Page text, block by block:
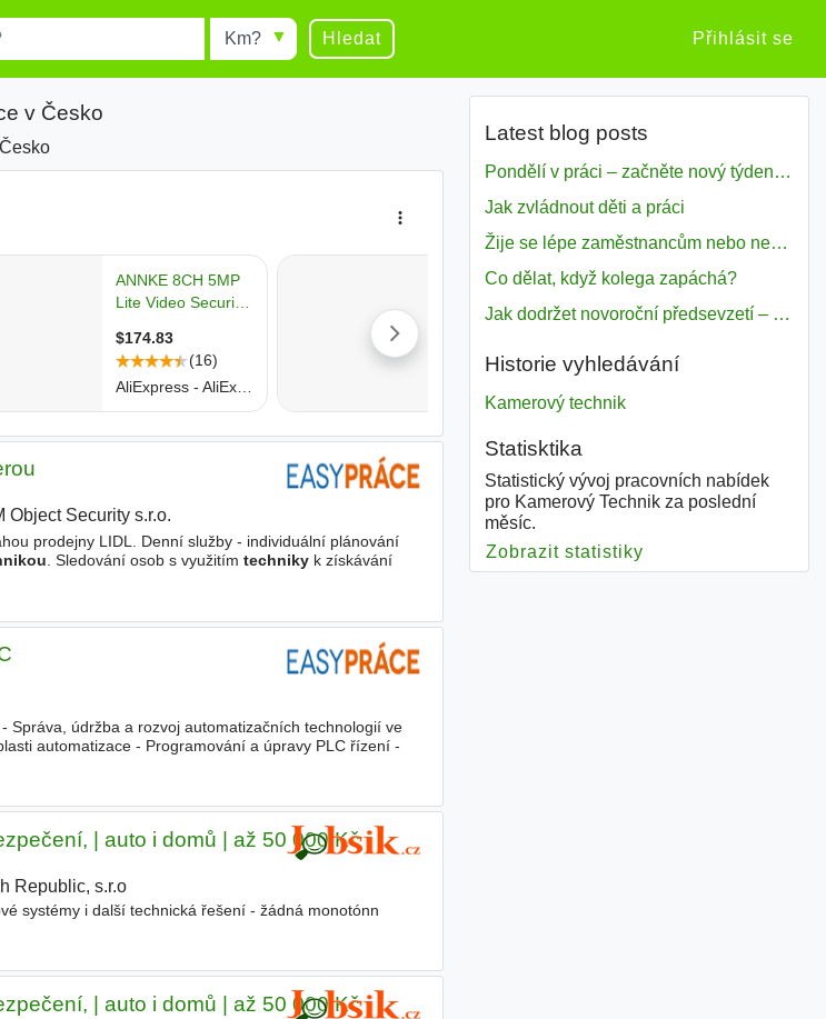
Radius Hledat Přihlásit se
v Česko
Object Security s.r.o.
prodejny LIDL. Denní služby - individuální plánování
. Sledování osob s využitím technikyk získávání
Správa, údržba a rozvoj automatizačních technologií ve
automatizace - Programování a úpravy PLC řízení -
| auto i domů | až 50 000 Kč
Republic, s.r.o
systémy i další technická řešení - žádná monotónn
| auto i domů | až 50 000 Kč
Latest blog posts
Pondělí v práci – začněte nový týden s motivací
Jak zvládnout děti a práci
Žije se lépe zaměstnancům nebo nezavislým pracovníkům
Co dělat, když kolega zapáchá?
Jak dodržet novoroční předsevzetí – naše tipy pro dobrý začátek roku 2018
Historie vyhledávání
Kamerový technik
Statisktika
Statistický vývoj pracovních nabídek
pro Kamerový Technik za poslední
měsíc.
Zobrazit statistiky